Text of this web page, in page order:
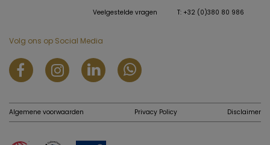
Veelgestelde vragen
T: +32 (0)380 80 986
Volg ons op Social Media
Algemene voorwaarden Privacy Policy Disclaimer